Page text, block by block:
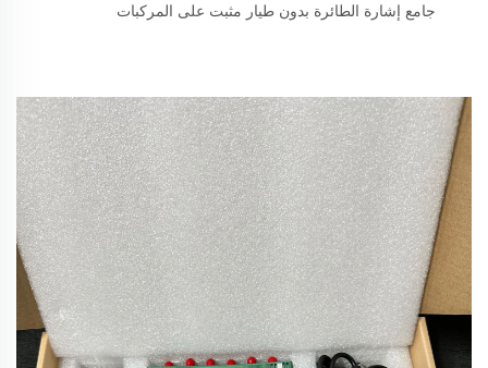
جامع إشارة الطائرة بدون طيار مثبت على المركبات